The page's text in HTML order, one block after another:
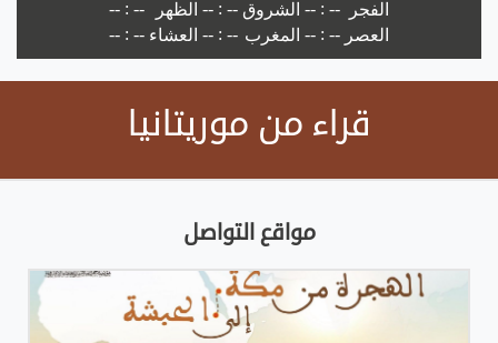
قراء من موريتانيا
مواقع التواصل